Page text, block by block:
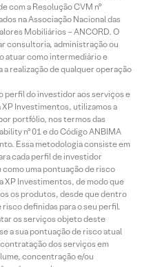
com a Resolução CVM nº
na Associação Nacional das
Mobiliários – ANCORD. O
consultoria, administração ou
atuar como intermediário e
realização de qualquer operação
perfil do investidor aos serviços e
Investimentos, utilizamos a
portfólio, nos termos das
nº 01 e do Código ANBIMA
Essa metodologia consiste em
cada perfil de investidor
como uma pontuação de risco
XP Investimentos, de modo que
os produtos, desde que dentro
definidas para o seu perfil.
os serviços objeto deste
a sua pontuação de risco atual
dos serviços em
concentração e/ou